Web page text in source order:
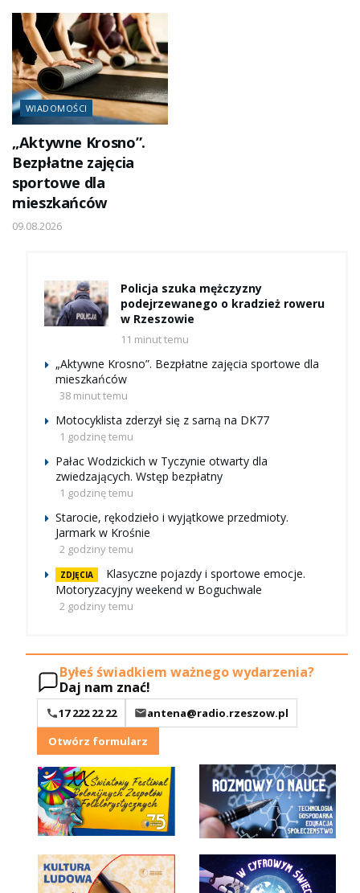
WIADOMOŚCI
„Aktywne Krosno”.
Bezpłatne zajęcia
sportowe dla
mieszkańców
09.08.2026
Policja szuka mężczyzny
podejrzewanego o kradzież roweru
w Rzeszowie
11 minut temu
„Aktywne Krosno”. Bezpłatne zajęcia sportowe dla
mieszkańców
38 minut temu
Motocyklista zderzył się z sarną na DK77
1 godzinę temu
Pałac Wodzickich w Tyczynie otwarty dla
zwiedzających. Wstęp bezpłatny
1 godzinę temu
Starocie, rękodzieło i wyjątkowe przedmioty.
Jarmark w Krośnie
2 godziny temu
ZDJĘCIA
Klasyczne pojazdy i sportowe emocje.
Motoryzacyjny weekend w Boguchwale
2 godziny temu
Byłeś świadkiem ważnego wydarzenia?
Daj nam znać!
17 222 22 22
antena@radio.rzeszow.pl
Otwórz formularz